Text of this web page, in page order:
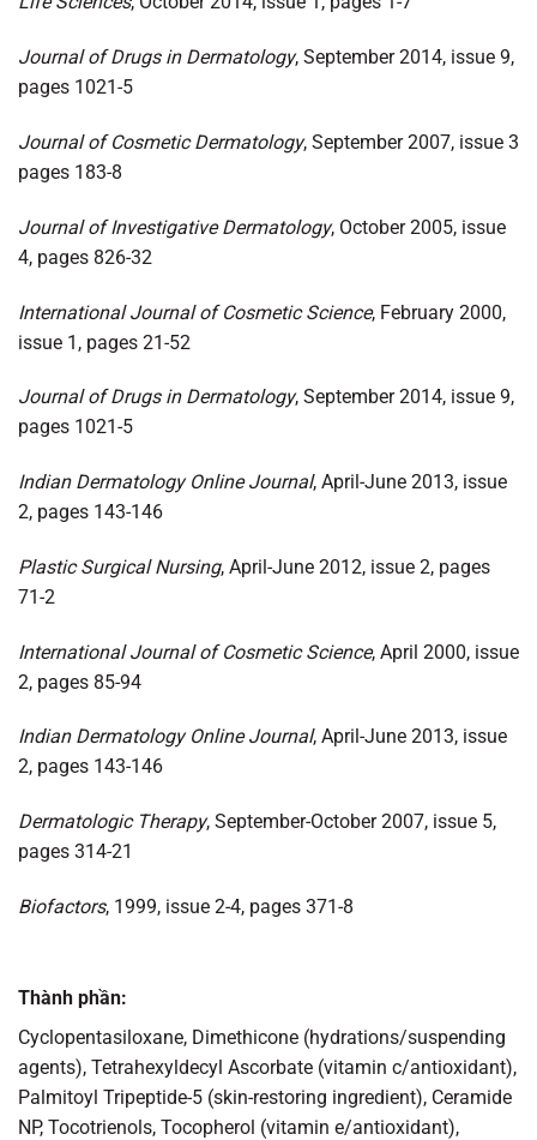
Journal of Drugs in Dermatology, September 2014, issue 9,
pages 1021-5
Journal of Cosmetic Dermatology, September 2007, issue 3
pages 183-8
Journal of Investigative Dermatology, October 2005, issue
4, pages 826-32
International Journal of Cosmetic Science, February 2000,
issue 1, pages 21-52
Journal of Drugs in Dermatology, September 2014, issue 9,
pages 1021-5
Indian Dermatology Online Journal, April-June 2013, issue
2, pages 143-146
Plastic Surgical Nursing, April-June 2012, issue 2, pages
71-2
International Journal of Cosmetic Science, April 2000, issue
2, pages 85-94
Indian Dermatology Online Journal, April-June 2013, issue
2, pages 143-146
Dermatologic Therapy, September-October 2007, issue 5,
pages 314-21
Biofactors, 1999, issue 2-4, pages 371-8
Thành phần:
Cyclopentasiloxane, Dimethicone (hydrations/suspending
agents), Tetrahexyldecyl Ascorbate (vitamin c/antioxidant),
Palmitoyl Tripeptide-5 (skin-restoring ingredient), Ceramide
NP, Tocotrienols, Tocopherol (vitamin e/antioxidant),